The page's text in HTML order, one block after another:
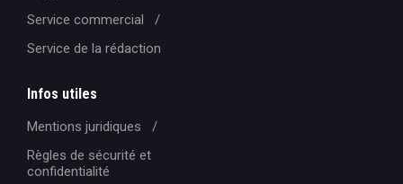
Service commercial
Service de la rédaction
Infos utiles
Mentions juridiques
Règles de sécurité et
confidentialité